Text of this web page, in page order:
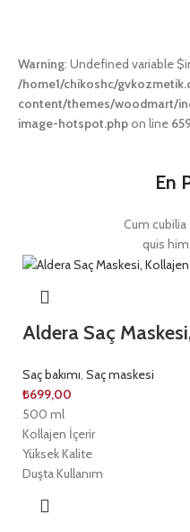
Warning: Undefined variable
/home1/chikoshc/
content/themes/woodmart/
image-hotspot.phpon line
En
Cum
quis
Aldera Saç
Saç bakımı, Saç maskesi
₺699,00
500 ml
Kollajen İçerir
Yüksek Kalite
Duşta Kullanım